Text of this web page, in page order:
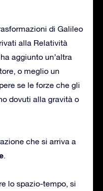
di Galileo
alla Relatività
aggiunto un’altra
o meglio un
se le forze che gli
dovuti alla gravità o
che si arriva a
.
lo spazio-tempo, si